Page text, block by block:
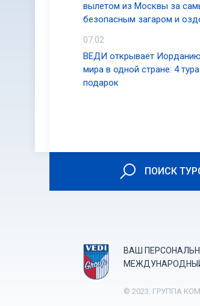
вылетом из Москвы за
безопасным загаром и
07.02
ВЕДИ открывает
мира в одной стране: 4
подарок
ПОИСК
ВАШ
© 2023. ГРУППА